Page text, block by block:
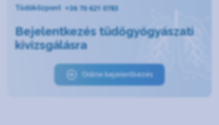
Tüdőközpont +36 70 621 0783
Bejelentkezés tüdőgyógyászati
kivizsgálásra
Online bejelentkezés